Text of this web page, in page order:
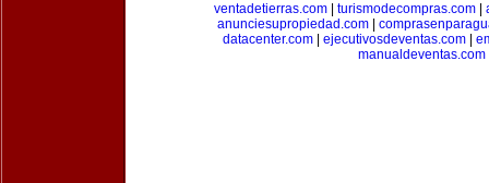
ventadetierras.com
turismodecompras.com
anunciesupropiedad.com|
datacenter.com
ejecutivosdeventas.com
manualdeventas.com